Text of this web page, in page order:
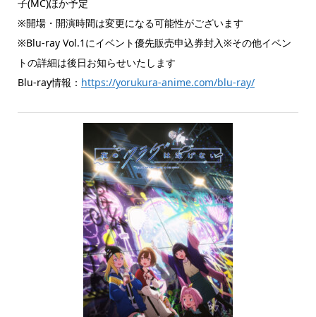
子(MC)ほか予定
※開場・開演時間は変更になる可能性がございます
※Blu-ray Vol.1にイベント優先販売申込券封入※その他イベン
トの詳細は後日お知らせいたします
Blu-ray情報： https://yorukura-anime.com/blu-ray/